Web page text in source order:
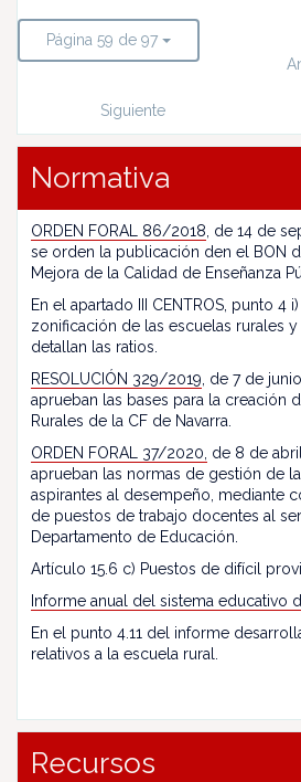
Página 59 de 97
Siguiente
Normativa
ORDEN FORAL 86/2018 , de 14 de
se orden la publicación den el BON
Mejora de la Calidad de Enseñanza
En el apartado III CENTROS, punto 4
zonificación de las escuelas rurales
detallan las ratios.
RESOLUCIÓN 329/2019 , de 7 de
aprueban las bases para la creación
Rurales de la CF de Navarra.
ORDEN FORAL 37/2020, de 8 de
aprueban las normas de gestión de
aspirantes al desempeño, mediante
de puestos de trabajo docentes al
Departamento de Educación.
Artículo 15.6 c) Puestos de difícil
Informe anual del sistema educativo
En el punto 4.11 del informe
relativos a la escuela rural.
Recursos